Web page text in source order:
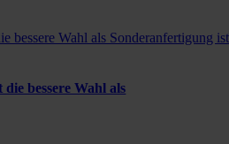
bessere Wahl als Sonderanfertigung ist
bessere Wahl als